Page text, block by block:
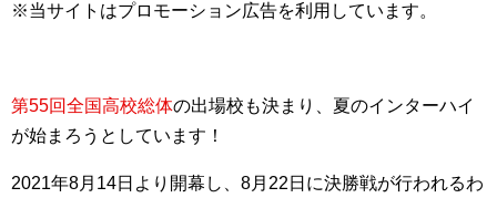
※当サイトはプロモーション広告を利用しています。
第55回全国高校総体の出場校も決まり、夏のインターハイ
が始まろうとしています！
2021年8月14日より開幕し、8月22日に決勝戦が行われるわ